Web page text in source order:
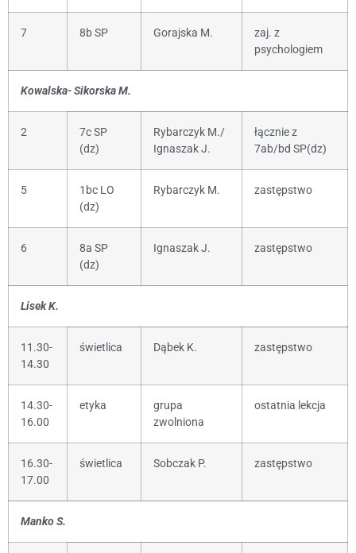
7 8b SP Gorajska M.
zaj. z
psychologiem
Kowalska- Sikorska M.
2
7c SP
(dz)
Rybarczyk M./
Ignaszak J.
łącznie z
7ab/bd SP(dz)
5
1bc LO
(dz)
Rybarczyk M. zastępstwo
6
8a SP
(dz)
Ignaszak J. zastępstwo
Lisek K.
11.30-
14.30
świetlica Dąbek K. zastępstwo
14.30-
16.00
etyka
grupa
zwolniona
ostatnia lekcja
16.30-
17.00
świetlica Sobczak P. zastępstwo
Manko S.